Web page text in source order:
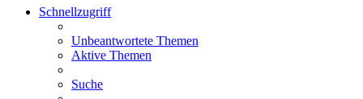
Schnellzugriff
Unbeantwortete Themen
Aktive Themen
Suche